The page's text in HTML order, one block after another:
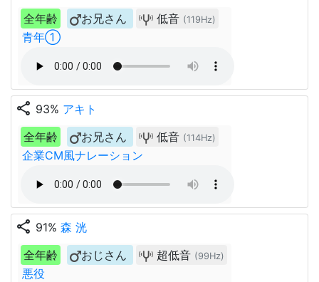
全年齢
お兄さん 低音 (119Hz)
青年①
share 93% アキト
全年齢
お兄さん 低音 (114Hz)
企業CM風ナレーション
share 91% 森 洸
全年齢
おじさん 超低音 (99Hz)
悪役